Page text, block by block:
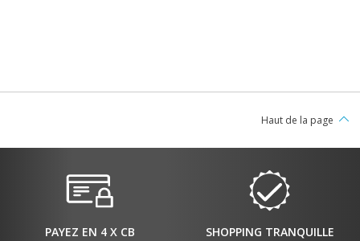
Haut de la page
PAYEZ EN 4 X CB SHOPPING TRANQUILLE